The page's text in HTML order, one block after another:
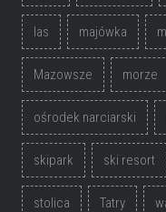
las majówka
Mazowsze morze
ośrodek narciarski
skipark ski resort
stolica Tatry